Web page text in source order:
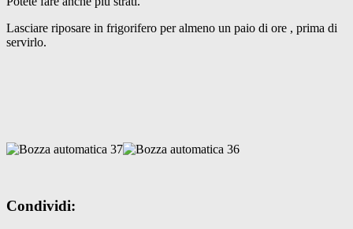
Lasciare riposare in frigorifero per almeno un paio di ore , prima di
servirlo.
Condividi: